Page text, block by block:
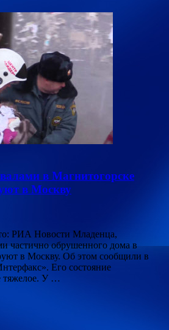
в Магнитогорске
в Москву
РИА Новости Младенца,
частично обрушенного дома в
в Москву. Об этом сообщили в
Его состояние
тяжелое. У …